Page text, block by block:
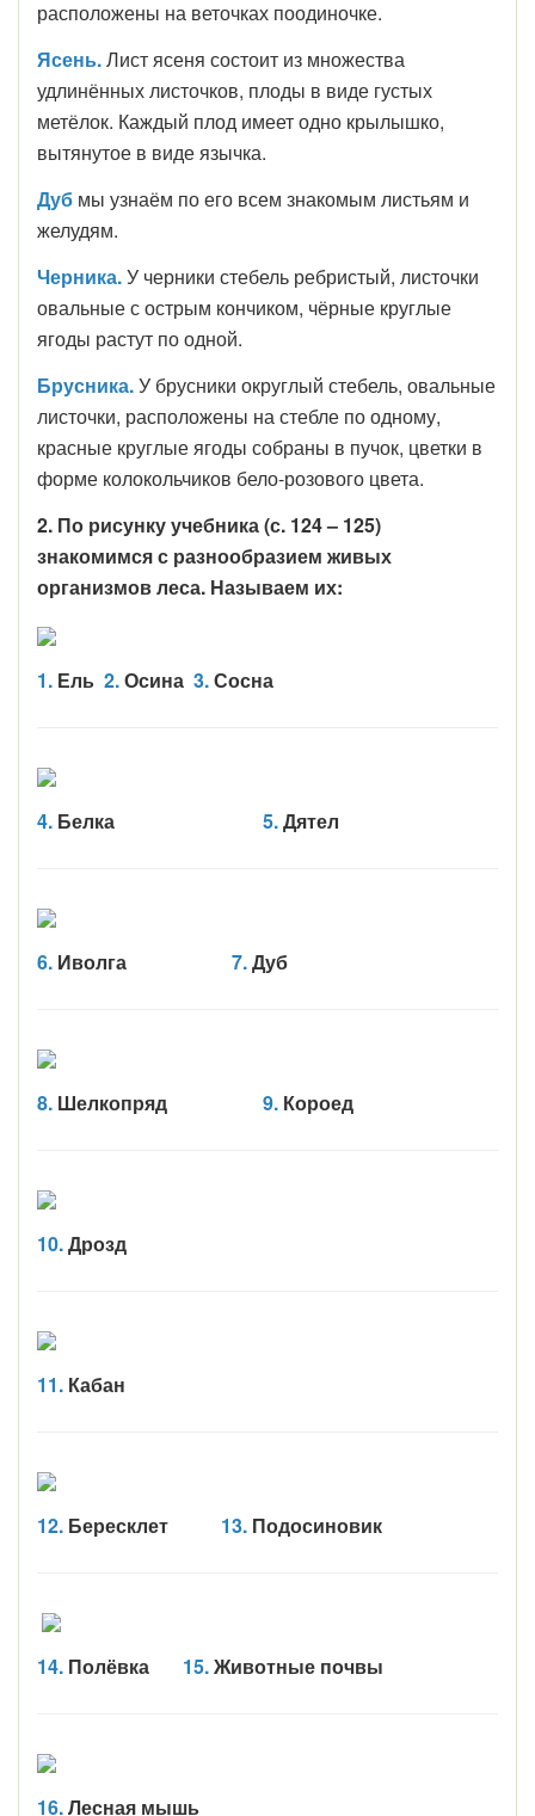
расположены на веточках поодиночке.
Ясень.Лист ясеня состоит из множества
удлинённых листочков, плоды в виде густых
метёлок. Каждый плод имеет одно крылышко,
вытянутое в виде язычка.
Дуб мы узнаём по его всем знакомым листьям и
желудям.
Черника.У черники стебель ребристый, листочки
овальные с острым кончиком, чёрные круглые
ягоды растут по одной.
Брусника.У брусники округлый стебель, овальные
листочки, расположены на стебле по одному,
красные круглые ягоды собраны в пучок, цветки в
форме колокольчиков бело-розового цвета.
2. По рисунку учебника (с. 124 – 125)
знакомимся с разнообразием живых
организмов леса. Называем их:
1. Ель 2.Осина 3.Сосна
4. Белка 5.Дятел
6. Иволга 7.Дуб
8. Шелкопряд 9. Короед
10.Дрозд
11. Кабан
12. Бересклет 13. Подосиновик
14. Полёвка 15.Животные почвы
16.Лесная мышь